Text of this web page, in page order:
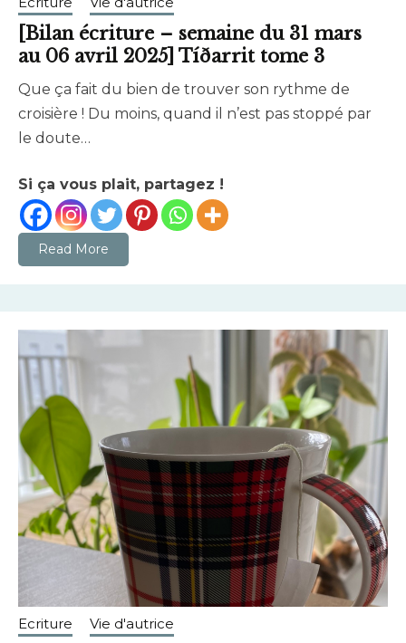
[Bilan écriture – semaine du 31 mars
au 06 avril 2025] Tíðarrit tome 3
2025
brunhildtranchant@gmail.com
Que ça fait du bien de trouver son rythme de
croisière ! Du moins, quand il n’est pas stoppé par
le doute…
Si ça vous plait, partagez !
Read More
Ecriture Vie d'autrice